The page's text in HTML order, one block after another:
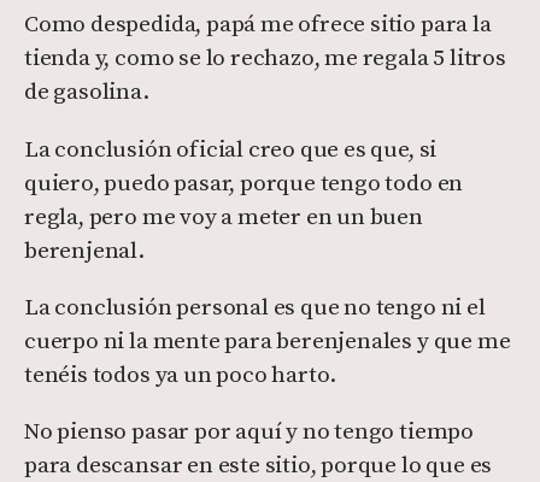
Como despedida, papá me ofrece sitio para la
tienda y, como se lo rechazo, me regala 5 litros
de gasolina.
La conclusión oficial creo que es que, si
quiero, puedo pasar, porque tengo todo en
regla, pero me voy a meter en un buen
berenjenal.
La conclusión personal es que no tengo ni el
cuerpo ni la mente para berenjenales y que me
tenéis todos ya un poco harto.
No pienso pasar por aquí y no tengo tiempo
para descansar en este sitio, porque lo que es